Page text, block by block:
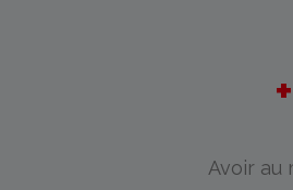
Avoir au